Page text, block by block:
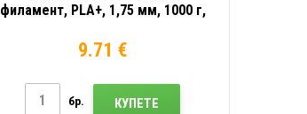
филамент, PLA+, 1,75 мм, 1000 г,
9.71 €
бр. КУПЕТЕ